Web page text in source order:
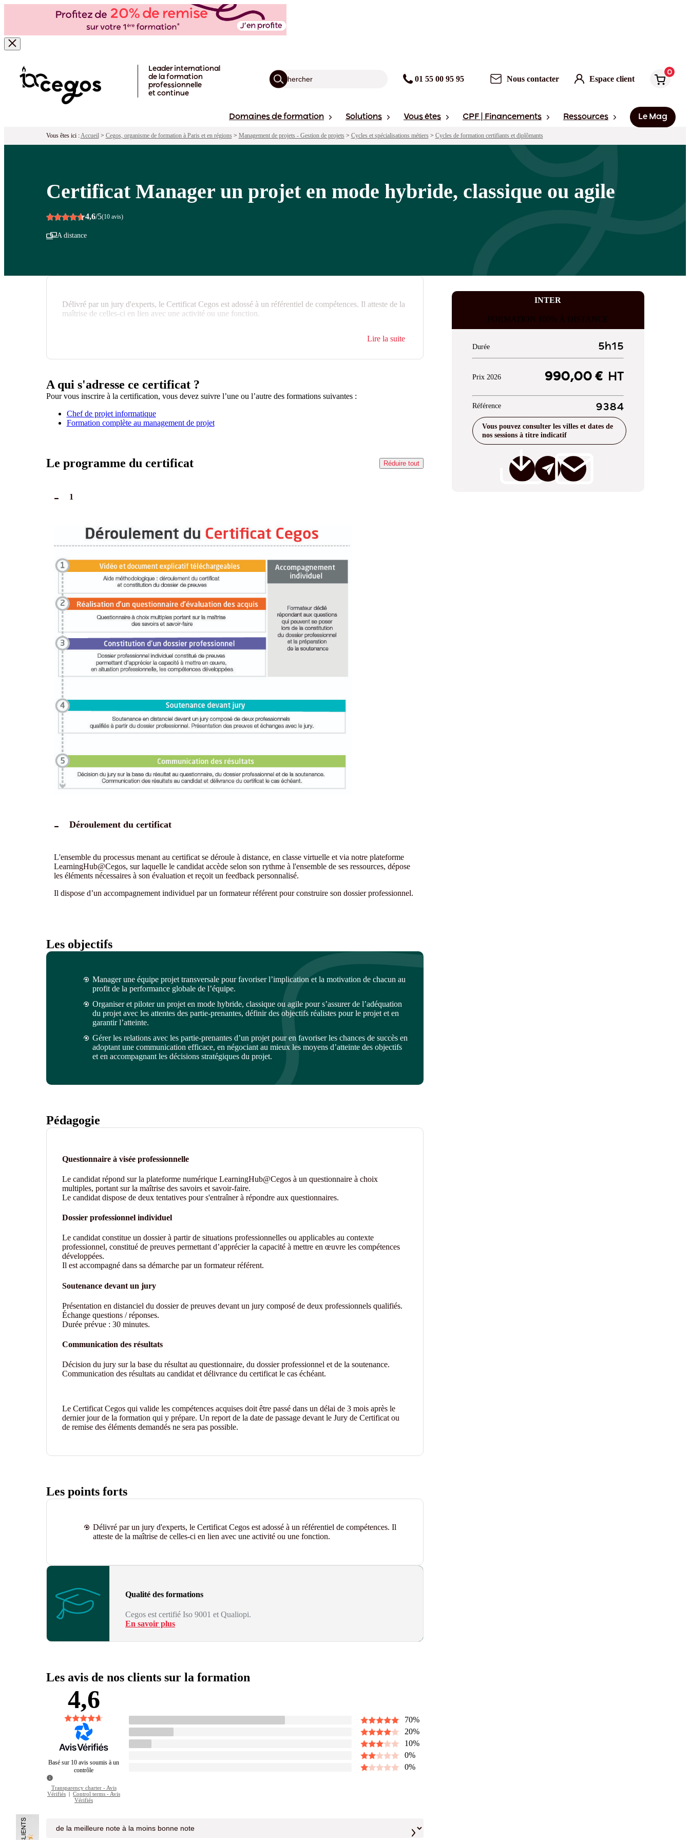
Leader international
de la formation
professionnelle
et continue
01 55 00 95 95 Nous contacter Espace client
0
Domaines de formation Solutions Vous êtes CPF | Financements Ressources Le Mag
Vous êtes ici :Accueil> Cegos, organisme de formation à Paris et en régions> Management de projets - Gestion de projets> Cycles et spécialisations métiers> Cycles de formation certifiants et diplômants
Certificat Manager un projet en mode hybride, classique ou agile
4,6/5(10 avis)
A distance
INTER
FORMATION 100% À DISTANCE
Durée 5h15
Prix 2026 990,00 €HT
Référence 9384
Vous pouvez consulter les villes et dates de
nos sessions à titre indicatif
Délivré par un jury d'experts, le Certificat Cegos est adossé à un référentiel de compétences. Il atteste de la
maîtrise de celles-ci en lien avec une activité ou une fonction.
Lire la suite
A qui s'adresse ce certificat ?
Pour vous inscrire à la certification, vous devez suivre l’une ou l’autre des formations suivantes :
Chef de projet informatique
Formation complète au management de projet
Le programme du certificat Réduire tout
1
Déroulement du certificat
L'ensemble du processus menant au certificat se déroule à distance, en classe virtuelle et via notre plateforme
LearningHub@Cegos, sur laquelle le candidat accède selon son rythme à l'ensemble de ses ressources, dépose
les éléments nécessaires à son évaluation et reçoit un feedback personnalisé.
Il dispose d’un accompagnement individuel par un formateur référent pour construire son dossier professionnel.
Les objectifs
Manager une équipe projet transversale pour favoriser l’implication et la motivation de chacun au
profit de la performance globale de l’équipe.
Organiser et piloter un projet en mode hybride, classique ou agile pour s’assurer de l’adéquation
du projet avec les attentes des partie-prenantes, définir des objectifs réalistes pour le projet et en
garantir l’atteinte.
Gérer les relations avec les partie-prenantes d’un projet pour en favoriser les chances de succès en
adoptant une communication efficace, en négociant au mieux les moyens d’atteinte des objectifs
et en accompagnant les décisions stratégiques du projet.
Pédagogie
Questionnaire à visée professionnelle
Le candidat répond sur la plateforme numérique LearningHub@Cegos à un questionnaire à choix
multiples, portant sur la maîtrise des savoirs et savoir-faire.
Le candidat dispose de deux tentatives pour s'entraîner à répondre aux questionnaires.
Dossier professionnel individuel
Le candidat constitue un dossier à partir de situations professionnelles ou applicables au contexte
professionnel, constitué de preuves permettant d’apprécier la capacité à mettre en œuvre les compétences
développées.
Il est accompagné dans sa démarche par un formateur référent.
Soutenance devant un jury
Présentation en distanciel du dossier de preuves devant un jury composé de deux professionnels qualifiés.
Échange questions / réponses.
Durée prévue : 30 minutes.
Communication des résultats
Décision du jury sur la base du résultat au questionnaire, du dossier professionnel et de la soutenance.
Communication des résultats au candidat et délivrance du certificat le cas échéant.
Le Certificat Cegos qui valide les compétences acquises doit être passé dans un délai de 3 mois après le
dernier jour de la formation qui y prépare. Un report de la date de passage devant le Jury de Certificat ou
de remise des éléments demandés ne sera pas possible.
Les points forts
Délivré par un jury d'experts, le Certificat Cegos est adossé à un référentiel de compétences. Il
atteste de la maîtrise de celles-ci en lien avec une activité ou une fonction.
Qualité des formations
Cegos est certifié Iso 9001 et Qualiopi.
En savoir plus
Les avis de nos clients sur la formation
4,6
Basé sur 10 avis soumis à un
contrôle
Transparency charter - Avis
Vérifiés | Control terms - Avis
Vérifiés
70%
20%
10%
0%
0%
Certificat Manager un projet en mode hybride, classique ou agile
Pour qui ? Programme Objectifs Pédagogie Points forts